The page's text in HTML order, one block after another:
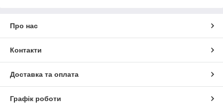
Про нас
Контакти
Доставка та оплата
Графік роботи